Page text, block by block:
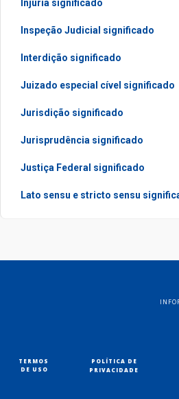
Injúria significado
Inspeção Judicial significado
Interdição significado
Juizado especial cível significado
Jurisdição significado
Jurisprudência significado
Justiça Federal significado
Lato sensu e stricto sensu
TERMOS
DE USO
POLÍTICA DE
PRIVACIDADE